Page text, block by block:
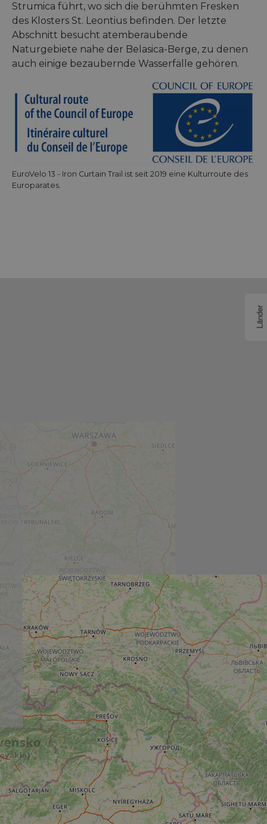
Strumica führt, wo sich die berühmten Fresken
des Klosters St. Leontius befinden. Der letzte
Abschnitt besucht atemberaubende
Naturgebiete nahe der Belasica-Berge, zu denen
auch einige bezaubernde Wasserfälle gehören.
EuroVelo 13 - Iron Curtain Trail ist seit 2019 eine Kulturroute des
Europarates.
Länder